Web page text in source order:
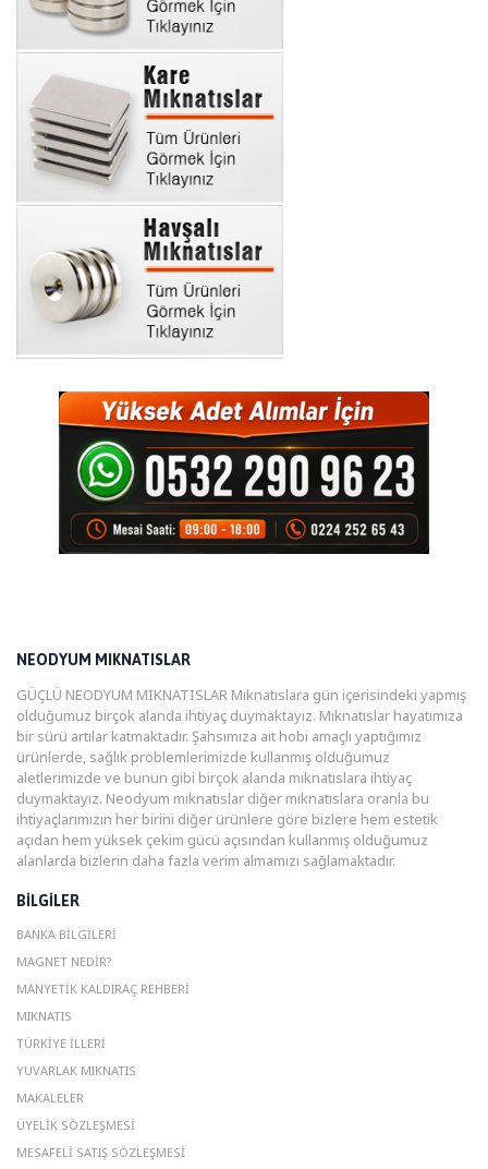
NEODYUM MIKNATISLAR
GÜÇLÜ NEODYUM MIKNATISLAR Mıknatıslara gün içerisindeki yapmış
olduğumuz birçok alanda ihtiyaç duymaktayız. Mıknatıslar hayatımıza
bir sürü artılar katmaktadır. Şahsımıza ait hobi amaçlı yaptığımız
ürünlerde, sağlık problemlerimizde kullanmış olduğumuz
aletlerimizde ve bunun gibi birçok alanda mıknatıslara ihtiyaç
duymaktayız. Neodyum mıknatıslar diğer mıknatıslara oranla bu
ihtiyaçlarımızın her birini diğer ürünlere göre bizlere hem estetik
açıdan hem yüksek çekim gücü açısından kullanmış olduğumuz
alanlarda bizlerin daha fazla verim almamızı sağlamaktadır.
BILGILER
BANKA BILGILERI
MAGNET NEDIR?
MANYETIK KALDIRAÇ REHBERI
MIKNATIS
TÜRKIYE İLLERI
YUVARLAK MIKNATIS
MAKALELER
ÜYELIK SÖZLEŞMESI
MESAFELI SATIŞ SÖZLEŞMESI